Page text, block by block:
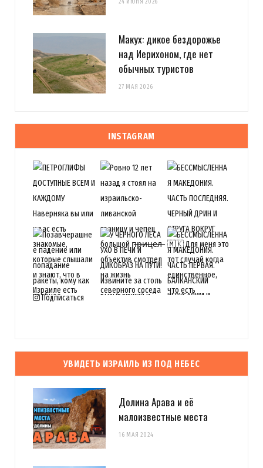
Макух: дикое бездорожье
над Иерихоном, где нет
обычных туристов
27 МАЯ 2026
INSTAGRAM
Подписаться
УВИДЕТЬ ИЗРАИЛЬ ИЗ ПОД НЕБЕС
Долина Арава и её
малоизвестные места
16 МАЯ 2024